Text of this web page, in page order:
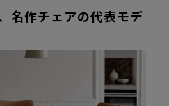
名作チェアの代表モデ